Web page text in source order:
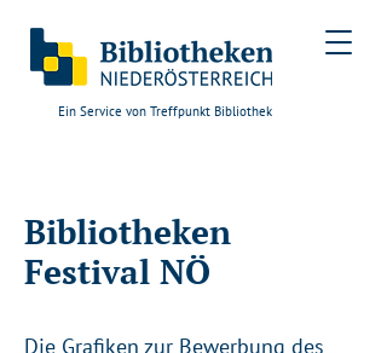
Ein Service von Treffpunkt Bibliothek
Bibliotheken
Festival NÖ
Die Grafiken zur Bewerbung des